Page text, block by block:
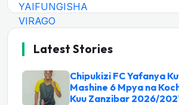
Latest Stories
Chipukizi FC Yafanya
Mashine 6 Mpya na
Kuu Zanzibar 2026/